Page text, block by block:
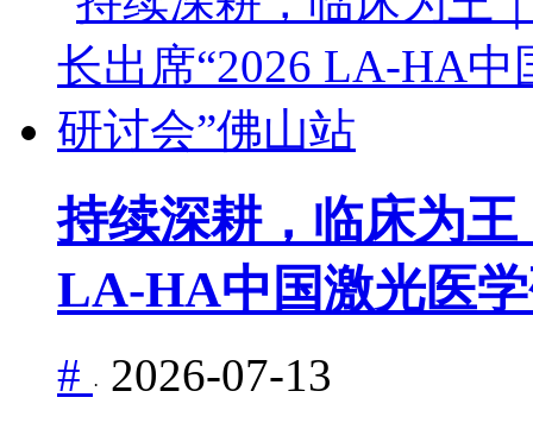
持续深耕，临床为
LA-HA中国激光医
# · 2026-07-13